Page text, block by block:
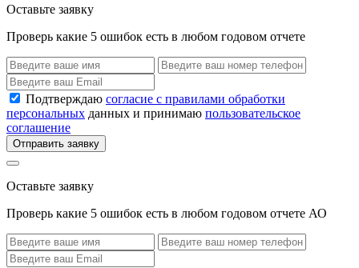
Оставьте заявку
Проверь какие 5 ошибок есть в любом годовом отчете
Подтверждаю согласие с правилами обработки
персональных данных и принимаю пользовательское
соглашение
Отправить заявку
Оставьте заявку
Проверь какие 5 ошибок есть в любом годовом отчете АО